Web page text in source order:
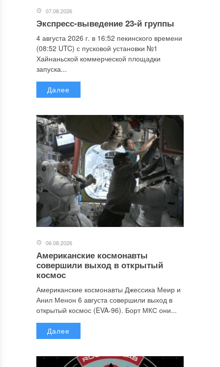
07.08.2026
Экспресс-выведение 23-й группы
4 августа 2026 г. в 16:52 пекинского времени
(08:52 UTC) с пусковой установки №1
Хайнаньской коммерческой площадки
запуска...
Далее
06.08.2026
Американские космонавты
совершили выход в открытый
космос
Американские космонавты Джессика Меир и
Анил Менон 6 августа совершили выход в
открытый космос (EVA-96). Борт МКС они...
Далее